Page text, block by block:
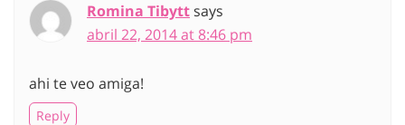
Romina Tibyttsays
abril 22, 2014 at 8:46 pm
ahi te veo amiga!
Reply